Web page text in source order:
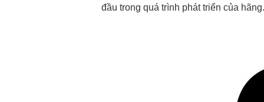
đầu trong quá trình phát triển của hãng.